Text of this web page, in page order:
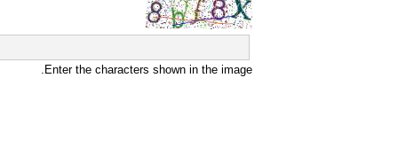
Enter the characters shown in the image.